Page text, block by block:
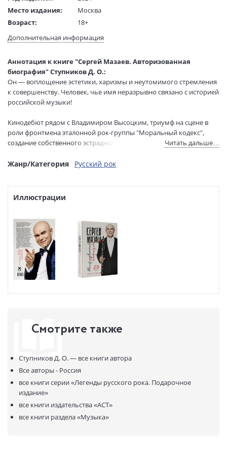
Место издания:
Москва
Возраст:
18+
Язык текста:
русский
Тип обложки:
Твердый переплет
Формат:
70х100 1/16
Размеры в мм
(ДхШхВ):
240x170x25
Страниц:
304
Тираж:
3000 экз.
Код товара:
1206055
Артикул:
ASE000000000872191
Дополнительная информация
Аннотация к книге "Сергей Мазаев. Авторизованная
биография" Ступников Д. О.:
Он — воплощение эстетики, харизмы и неутомимого стремления
к совершенству. Человек, чье имя неразрывно связано с историей
российской музыки!
Кинодебют рядом с Владимиром Высоцким, триумф на сцене в
роли фронтмена эталонной рок-группы "Моральный кодекс",
создание собственного эстрадного оркестра — Сергей Мазаев, как
экспериментировать и хранил верность своим принципам.
книги вы узнаете, что стоит за яркими шоу, запоминающимися
песнями и неповторимым стилем этого талантливого музыканта,
творческая энергия не знает границ.
Читать дальше…
Жанр/Категория Русский рок
Иллюстрации
Смотрите также
Ступников Д. О. — все книги автора
Все авторы - Россия
все книги серии«Легенды русского рока. Подарочное
издание»
все книги издательства«АСТ»
все книги раздела«Музыка»